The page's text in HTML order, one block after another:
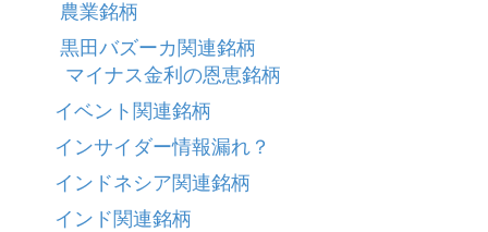
農業銘柄
黒田バズーカ関連銘柄
マイナス金利の恩恵銘柄
イベント関連銘柄
インサイダー情報漏れ？
インドネシア関連銘柄
インド関連銘柄